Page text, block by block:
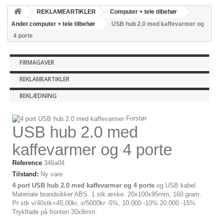
REKLAMEARTIKLER
Computer + tele tilbehør
Andet computer + tele tilbehør
USB hub 2.0 med kaffevarmer og
4 porte
FIRMAGAVER
REKLAMEARTIKLER
BEKLÆDNING
Forstør
USB hub 2.0 med
kaffevarmer og 4 porte
Reference 346a04
Tilstand: Ny vare
4 port USB hub 2.0 med kaffevarmer og 4 porte og USB kabel.
Materiale brandsikker ABS. 1 stk æske. 20x100x95mm, 160 gram.
Pr stk v/40stk=45,00kr, v/5000kr -5%, 10.000 -10% 20.000 -15%
Trykflade på fronten 30x8mm.